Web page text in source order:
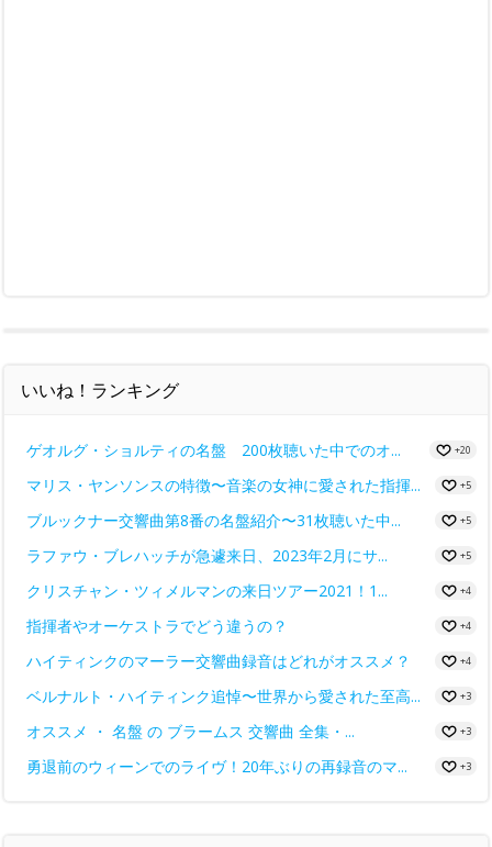
いいね！ランキング
ゲオルグ・ショルティの名盤 200枚聴いた中でのオ... +20
マリス・ヤンソンスの特徴〜音楽の女神に愛された指揮... +5
ブルックナー交響曲第8番の名盤紹介〜31枚聴いた中... +5
ラファウ・ブレハッチが急遽来日、2023年2月にサ... +5
クリスチャン・ツィメルマンの来日ツアー2021！1... +4
指揮者やオーケストラでどう違うの？ +4
ハイティンクのマーラー交響曲録音はどれがオススメ？ +4
ベルナルト・ハイティンク追悼〜世界から愛された至高... +3
オススメ ・ 名盤 の ブラームス 交響曲 全集・... +3
勇退前のウィーンでのライヴ！20年ぶりの再録音のマ... +3